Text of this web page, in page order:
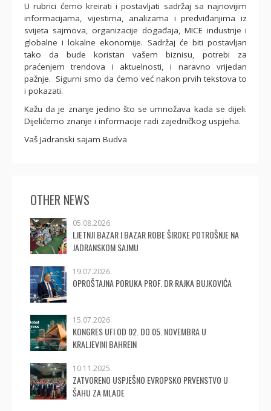
U rubrici ćemo kreirati i postavljati sadržaj sa najnovijim
informacijama, vijestima, analizama i predviđanjima iz
svijeta sajmova, organizacije događaja, MICE industrije i
globalne i lokalne ekonomije. Sadržaj će biti postavljan
tako da bude koristan vašem biznisu, potrebi za
praćenjem trendova i aktuelnosti, i naravno vrijedan
pažnje. Sigurni smo da ćemo već nakon prvih tekstova to
i pokazati.
Kažu da je znanje jedino što se umnožava kada se dijeli.
Dijelićemo znanje i informacije radi zajedničkog uspjeha.
Vaš Jadranski sajam Budva
OTHER NEWS
05.08.2026.
LJETNJI BAZAR I BAZAR ROBE ŠIROKE POTROŠNJE NA
JADRANSKOM SAJMU
19.07.2026.
OPROŠTAJNA PORUKA PROF. DR RAJKA BUJKOVIĆA
15.07.2026.
KONGRES UFI OD 02. DO 05. NOVEMBRA U
KRALJEVINI BAHREIN
10.11.2025.
ZATVORENO USPJEŠNO EVROPSKO PRVENSTVO U
ŠAHU ZA MLADE